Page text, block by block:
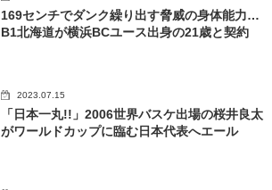
169センチでダンク繰り出す脅威の身体能力…
B1北海道が横浜BCユース出身の21歳と契約
2023.07.15
「日本一丸!!」2006世界バスケ出場の桜井良太
がワールドカップに臨む日本代表へエール